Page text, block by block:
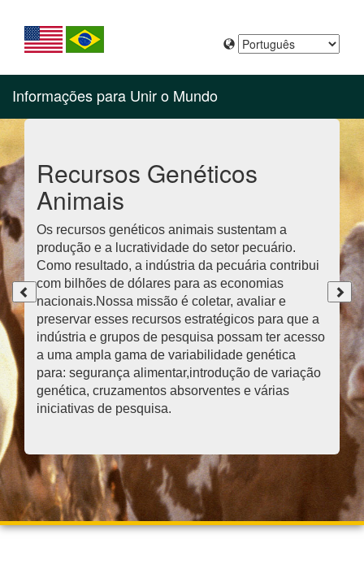
Informações para Unir o Mundo
Recursos Genéticos
Animais
Os recursos genéticos animais sustentam a
produção e a lucratividade do setor pecuário.
Como resultado, a indústria da pecuária contribui
com bilhões de dólares para as economias
nacionais.Nossa missão é coletar, avaliar e
preservar esses recursos estratégicos para que a
indústria e grupos de pesquisa possam ter acesso
a uma ampla gama de variabilidade genética
para: segurança alimentar,introdução de variação
genética, cruzamentos absorventes e várias
iniciativas de pesquisa.